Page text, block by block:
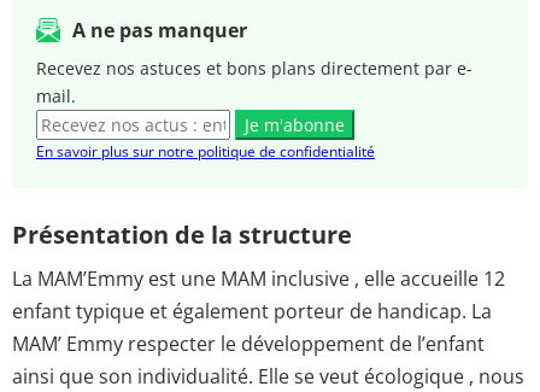
A ne pas manquer
Recevez nos astuces et bons plans directement par e-
mail.
Je m'abonne
En savoir plus sur notre politique de confidentialité
Présentation de la structure
La MAM’Emmy est une MAM inclusive , elle accueille 12
enfant typique et également porteur de handicap. La
MAM’ Emmy respecter le développement de l’enfant
ainsi que son individualité. Elle se veut écologique , nous